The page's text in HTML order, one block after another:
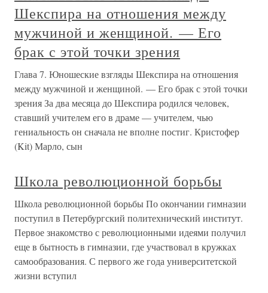
Шекспира на отношения между
мужчиной и женщиной. — Его
брак с этой точки зрения
Глава 7. Юношеские взгляды Шекспира на отношения
между мужчиной и женщиной. — Его брак с этой точки
зрения За два месяца до Шекспира родился человек,
ставший учителем его в драме — учителем, чью
гениальность он сначала не вполне постиг. Кристофер
(Kit) Марло, сын
Школа революционной борьбы
Школа революционной борьбы По окончании гимназии
поступил в Петербургский политехнический институт.
Первое знакомство с революционными идеями получил
еще в бытность в гимназии, где участвовал в кружках
самообразования. С первого же года университетской
жизни вступил